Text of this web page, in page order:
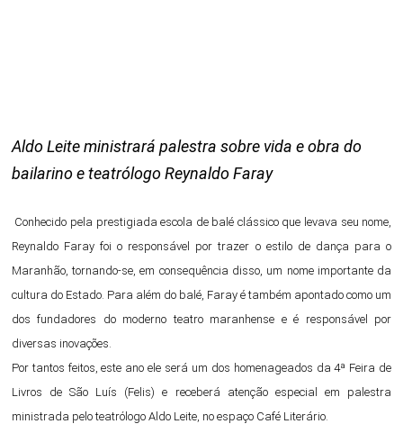
Aldo Leite ministrará palestra sobre vida e obra do
bailarino e teatrólogo Reynaldo Faray
Conhecido pela prestigiada escola de balé clássico que levava seu nome,
Reynaldo Faray foi o responsável por trazer o estilo de dança para o
Maranhão, tornando-se, em consequência disso, um nome importante da
cultura do Estado. Para além do balé, Faray é também apontado como um
dos fundadores do moderno teatro maranhense e é responsável por
diversas inovações.
Por tantos feitos, este ano ele será um dos homenageados da 4ª Feira de
Livros de São Luís (Felis) e receberá atenção especial em palestra
ministrada pelo teatrólogo Aldo Leite, no espaço Café Literário.